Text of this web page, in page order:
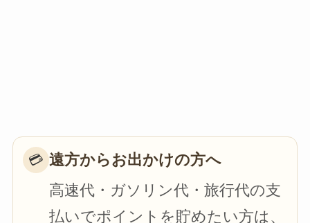
💳 遠方からお出かけの方へ
高速代・ガソリン代・旅行代の支
払いでポイントを貯めたい方は、